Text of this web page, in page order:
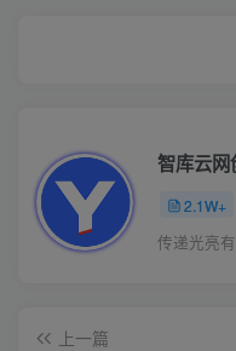
智库云网
2.1W+
传递光亮
上一篇